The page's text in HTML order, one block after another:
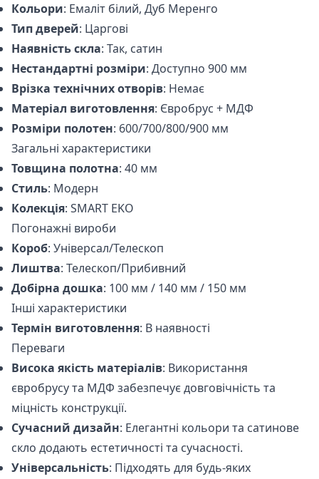
Кольори: Емаліт білий, Дуб Меренго
Тип дверей: Царгові
Наявність скла: Так, сатин
Нестандартні розміри: Доступно 900 мм
Врізка технічних отворів: Немає
Матеріал виготовлення: Євробрус + МДФ
Розміри полотен: 600/700/800/900 мм
Загальні характеристики
Товщина полотна: 40 мм
Стиль: Модерн
Колекція: SMART EKO
Погонажні вироби
Короб: Універсал/Телескоп
Лиштва: Телескоп/Прибивний
Добірна дошка: 100 мм / 140 мм / 150 мм
Інші характеристики
Термін виготовлення: В наявності
Переваги
Висока якість матеріалів: Використання
євробрусу та МДФ забезпечує довговічність та
міцність конструкції.
Сучасний дизайн: Елегантні кольори та сатинове
скло додають естетичності та сучасності.
Універсальність: Підходять для будь-яких